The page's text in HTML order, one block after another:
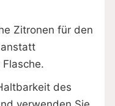
Zitronen für den
des